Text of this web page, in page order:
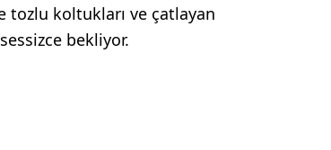
tozlu koltukları ve çatlayan
bekliyor.